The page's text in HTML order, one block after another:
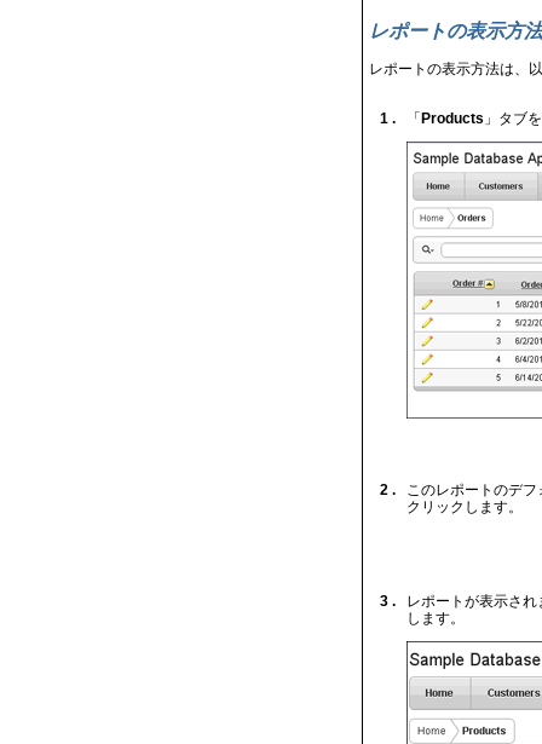
レポートの表示方
レポートの表示方法は、
1 . 「Products 」タブ
2 .
このレポートのデ
クリックします。
3 .
レポートが表示さ
します。